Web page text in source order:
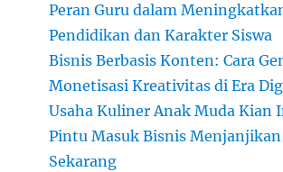
Peran Guru dalam
Pendidikan dan Karakter Siswa
Bisnis Berbasis Konten: Cara
Monetisasi Kreativitas di Era
Usaha Kuliner Anak Muda Kian
Pintu Masuk Bisnis Menjanjikan
Sekarang